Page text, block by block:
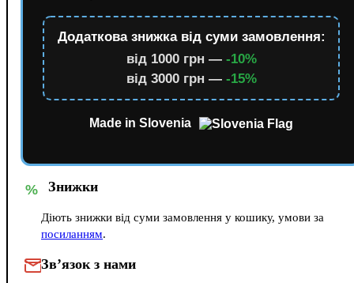
Додаткова знижка від суми замовлення:
від 1000 грн — -10%
від 3000 грн — -15%
Made in Slovenia
% Знижки
Діють знижки від суми замовлення у кошику, умови за
посиланням.
Зв’язок з нами